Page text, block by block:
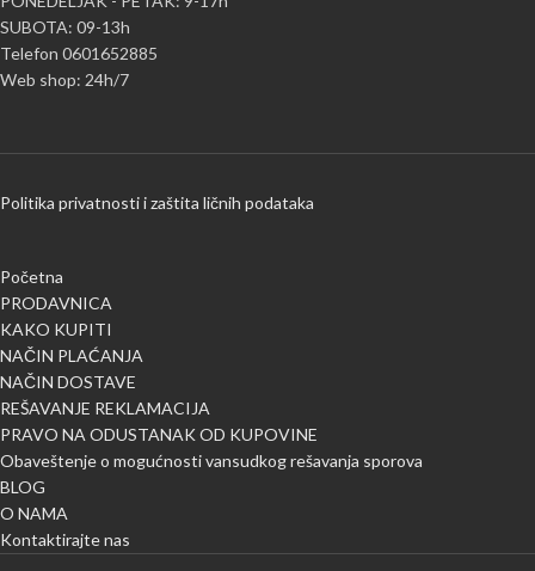
SUBOTA: 09-13h
Telefon 0601652885
Web shop: 24h/7
Politika privatnosti i zaštita ličnih podataka
Početna
PRODAVNICA
KAKO KUPITI
NAČIN PLAĆANJA
NAČIN DOSTAVE
REŠAVANJE REKLAMACIJA
PRAVO NA ODUSTANAK OD KUPOVINE
Obaveštenje o mogućnosti vansudkog rešavanja sporova
BLOG
O NAMA
Kontaktirajte nas